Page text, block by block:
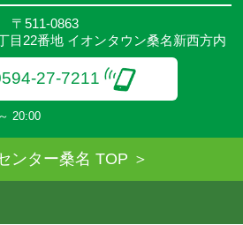
場合、体験や講座開講を中止または延
ては、ご入会時にご説明をさせていた
〒511-0863
目22番地 イオンタウン桑名新西方内
27-7211
20:00
ンター桑名 TOP